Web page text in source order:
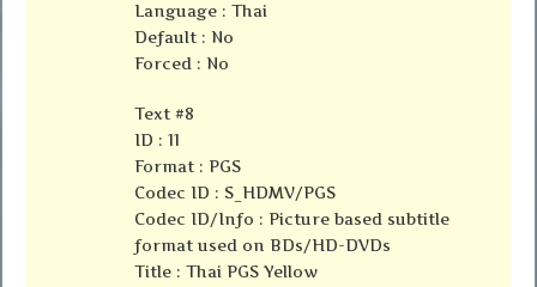
Language : Thai
Default : No
Forced : No
Text #8
ID : 11
Format : PGS
Codec ID : S_HDMV/PGS
Codec ID/Info : Picture based subtitle
format used on BDs/HD-DVDs
Title : Thai PGS Yellow